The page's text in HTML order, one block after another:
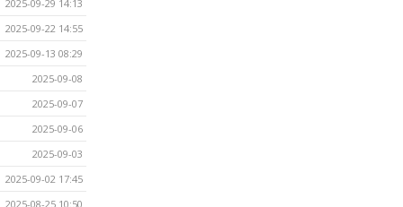
2025-09-29 14:13
2025-09-22 14:55
2025-09-13 08:29
2025-09-08
2025-09-07
2025-09-06
2025-09-03
2025-09-02 17:45
2025-08-25 10:50